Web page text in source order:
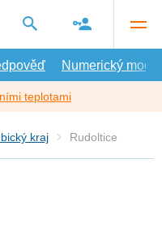
Numerický model
teplotami
kraj Rudoltice